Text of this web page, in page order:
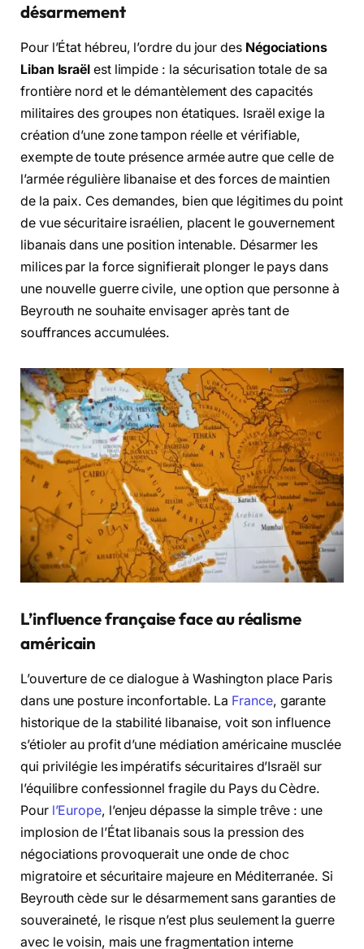
désarmement
Pour l’État hébreu, l’ordre du jour des Négociations
Liban Israël est limpide : la sécurisation totale de sa
frontière nord et le démantèlement des capacités
militaires des groupes non étatiques. Israël exige la
création d’une zone tampon réelle et vérifiable,
exempte de toute présence armée autre que celle de
l’armée régulière libanaise et des forces de maintien
de la paix. Ces demandes, bien que légitimes du point
de vue sécuritaire israélien, placent le gouvernement
libanais dans une position intenable. Désarmer les
milices par la force signifierait plonger le pays dans
une nouvelle guerre civile, une option que personne à
Beyrouth ne souhaite envisager après tant de
souffrances accumulées.
L’influence française face au réalisme
américain
L’ouverture de ce dialogue à Washington place Paris
dans une posture inconfortable. La France, garante
historique de la stabilité libanaise, voit son influence
s’étioler au profit d’une médiation américaine musclée
qui privilégie les impératifs sécuritaires d’Israël sur
l’équilibre confessionnel fragile du Pays du Cèdre.
Pour l’Europe, l’enjeu dépasse la simple trêve : une
implosion de l’État libanais sous la pression des
négociations provoquerait une onde de choc
migratoire et sécuritaire majeure en Méditerranée. Si
Beyrouth cède sur le désarmement sans garanties de
souveraineté, le risque n’est plus seulement la guerre
avec le voisin, mais une fragmentation interne